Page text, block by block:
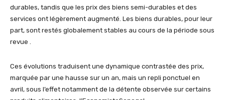
durables, tandis que les prix des biens semi-durables et des
services ont légèrement augmenté. Les biens durables, pour leur
part, sont restés globalement stables au cours de la période sous
revue .
Ces évolutions traduisent une dynamique contrastée des prix,
marquée par une hausse sur un an, mais un repli ponctuel en
avril, sous l’effet notamment de la détente observée sur certains